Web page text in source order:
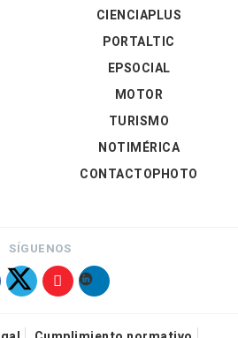
CIENCIAPLUS
PORTALTIC
EPSOCIAL
MOTOR
TURISMO
NOTIMÉRICA
CONTACTOPHOTO
SÍGUENOS